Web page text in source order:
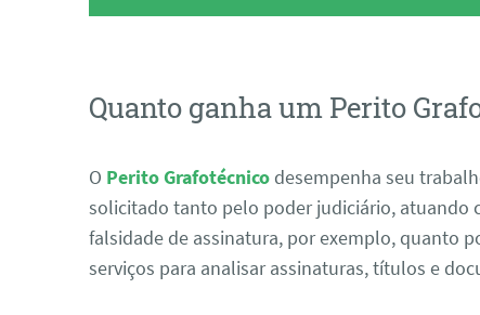
Quanto ganha um Perito
O Perito Grafotécnico desempenha seu
solicitado tanto pelo poder judiciário, atuando
falsidade de assinatura, por exemplo, quanto
serviços para analisar assinaturas, títulos e